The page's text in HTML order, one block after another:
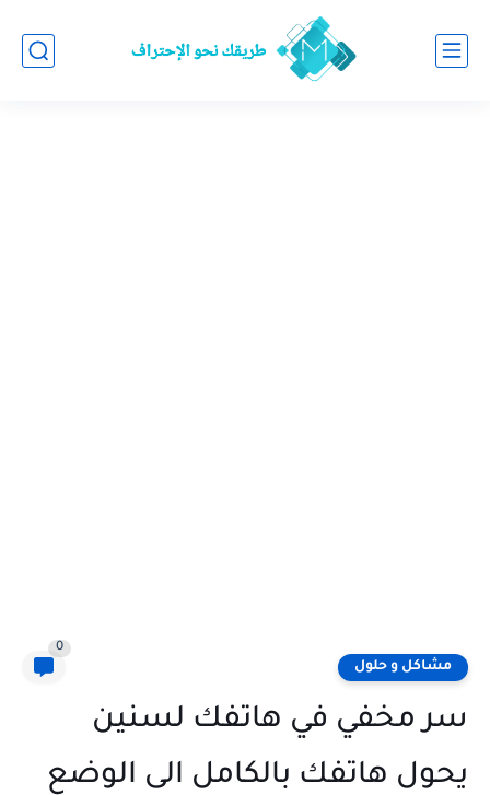
مشاكل و حلول
0
سر مخفي في هاتفك لسنين
يحول هاتفك بالكامل الى الوضع